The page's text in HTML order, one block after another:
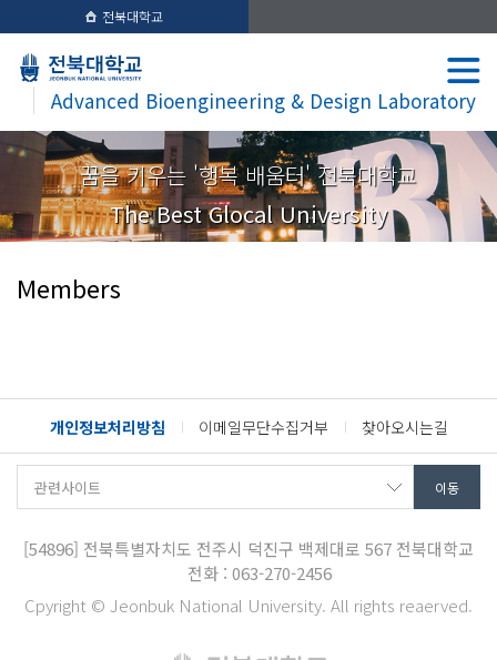
전북대학교
Advanced Bioengineering & Design Laboratory
꿈을 키우는 '행복 배움터' 전북대학교
The Best Glocal University
Members
개인정보처리방침 이메일무단수집거부 찾아오시는길
[54896] 전북특별자치도 전주시 덕진구 백제대로 567 전북대학교
전화 : 063-270-2456
Cpyright © Jeonbuk National University. All rights reaerved.